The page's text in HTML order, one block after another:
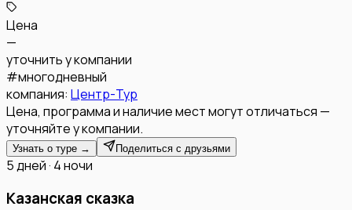
Цена
—
уточнить у компании
#многодневный
компания: Центр-Тур
Цена, программа и наличие мест могут отличаться —
уточняйте у компании.
Узнать о туре → Поделиться с друзьями
5 дней · 4 ночи
Казанская сказка